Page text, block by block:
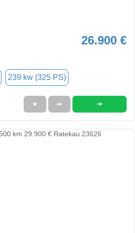
26.900 €
239 kw (325 PS)
★ ➦ ➜